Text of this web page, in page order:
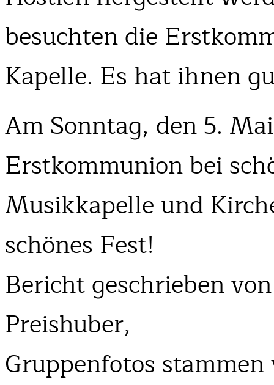
besuchten die
Kapelle. Es hat ihnen
Am Sonntag, den 5.
Erstkommunion bei
Musikkapelle und
schönes Fest!
Bericht geschrieben
Preishuber,
Gruppenfotos